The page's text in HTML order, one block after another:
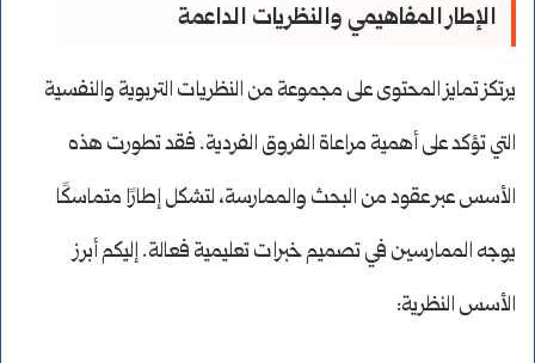
الإطار المفاهيمي والنظريات الداعمة
يرتكز تمايز المحتوى على مجموعة من النظريات التربوية والنفسية
التي تؤكد على أهمية مراعاة الفروق الفردية. فقد تطورت هذه
الأسس عبر عقود من البحث والممارسة، لتشكل إطارًا متماسكًا
يوجه الممارسين في تصميم خبرات تعليمية فعالة. إليكم أبرز
الأسس النظرية: